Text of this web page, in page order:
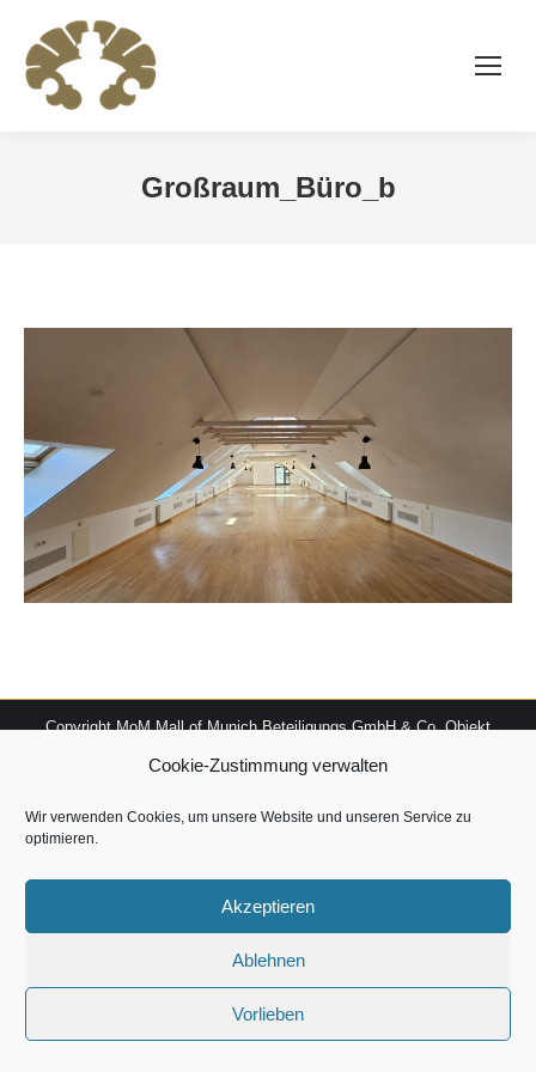
Cookie-Zustimmung verwalten
Wir verwenden Cookies, um unsere Website und unseren Service zu
optimieren.
Akzeptieren
Ablehnen
Vorlieben
Großraum_Büro_b
Copyright MoM Mall of Munich Beteiligungs GmbH & Co. Objekt
Hopfenpost KG 2026